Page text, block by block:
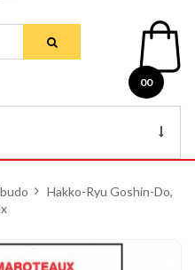
00
> Hakko-Ryu Goshin-Do,